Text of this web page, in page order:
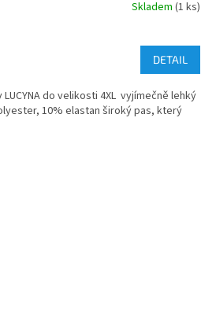
Skladem (1 ks)
DETAIL
do velikosti 4XL vyjímečně lehký
10% elastan široký pas, který